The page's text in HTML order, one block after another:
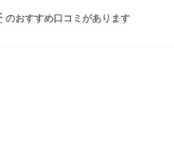
のおすすめ口コミがあります